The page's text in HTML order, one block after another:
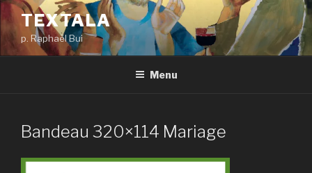
Aller
au
contenu
principal
TEXTALA
p. Raphaël Bui
Menu
Bandeau 320×114 Mariage